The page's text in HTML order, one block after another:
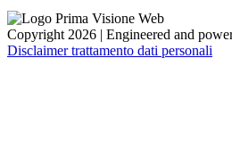
Copyright 2026 | Engineered and
Disclaimer trattamento dati personali